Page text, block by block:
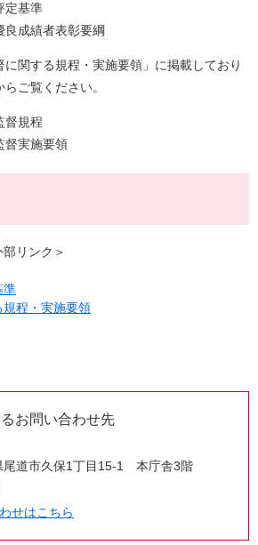
基準
成績者表彰要綱
関する規程・実施要領」に掲載しており
ご覧ください。
規程
実施要領
部リンク＞
準
程・実施要領
お問い合わせ先
尾道市久保1丁目15-1 本庁舎3階
せはこちら